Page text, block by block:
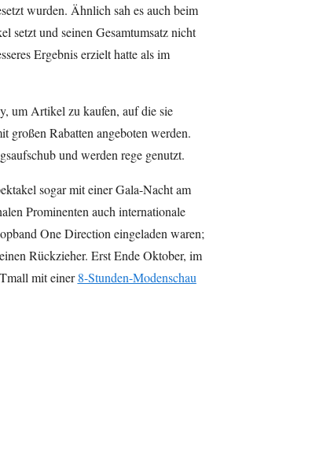
wurden. Ähnlich sah es auch beim
setzt und seinen Gesamtumsatz nicht
Ergebnis erzielt hatte als im
um Artikel zu kaufen, auf die sie
großen Rabatten angeboten werden.
und werden rege genutzt.
sogar mit einer Gala-Nacht am
Prominenten auch internationale
One Direction eingeladen waren;
Rückzieher. Erst Ende Oktober, im
mit einer8-Stunden-Modenschau